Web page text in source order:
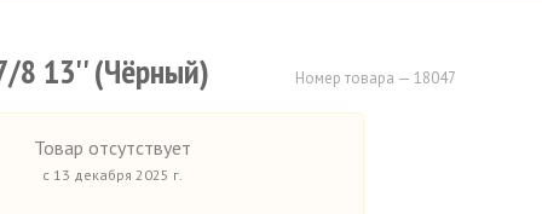
8 13'' (Чёрный) Номер товара — 18047
Товар отсутствует
с 13 декабря 2025 г.